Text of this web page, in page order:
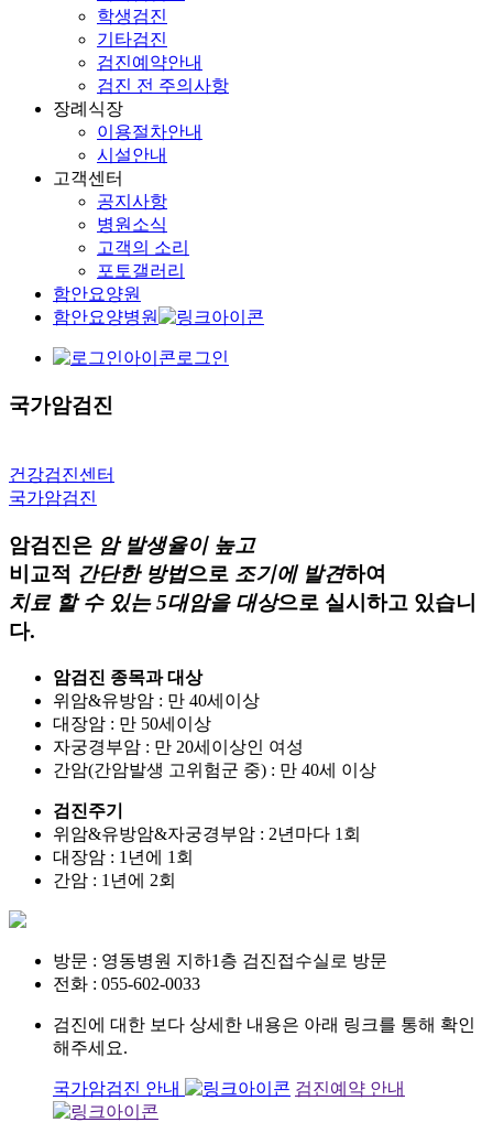
학생검진
기타검진
검진예약안내
검진 전 주의사항
장례식장
이용절차안내
시설안내
고객센터
공지사항
병원소식
고객의 소리
포토갤러리
함안요양원
함안요양병원
로그인
국가암검진
건강검진센터
국가암검진
암검진은 암 발생율이 높고
비교적 간단한 방법으로 조기에 발견하여
치료 할 수 있는 5대암을 대상으로 실시하고 있습니
다.
암검진 종목과 대상
위암&유방암 : 만 40세이상
대장암 : 만 50세이상
자궁경부암 : 만 20세이상인 여성
간암(간암발생 고위험군 중) : 만 40세 이상
검진주기
위암&유방암&자궁경부암 : 2년마다 1회
대장암 : 1년에 1회
간암 : 1년에 2회
방문 : 영동병원 지하1층 검진접수실로 방문
전화 : 055-602-0033
검진에 대한 보다 상세한 내용은 아래 링크를 통해 확인
해주세요.
국가암검진 안내 검진예약 안내